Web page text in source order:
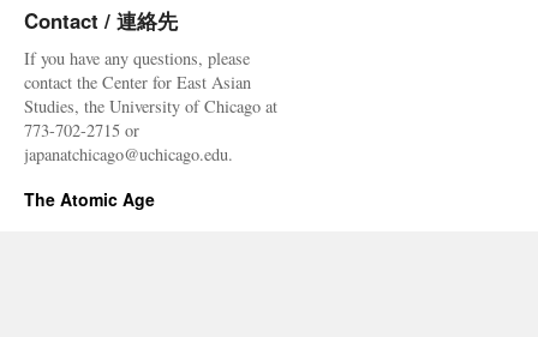
Contact / 連絡先
If you have any questions, please
contact the Center for East Asian
Studies, the University of Chicago at
773-702-2715 or
japanatchicago@uchicago.edu.
The Atomic Age